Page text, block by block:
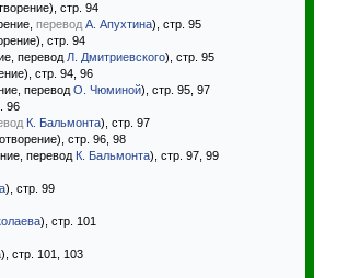
стр. 94
перевод А. Апухтина), стр. 95
стр. 94
перевод Л. Дмитриевского), стр. 95
стр. 94, 96
перевод О. Чюминой), стр. 95, 97
96
К. Бальмонта), стр. 97
стр. 96, 98
перевод К. Бальмонта), стр. 97, 99
), стр. 99
), стр. 101
), стр. 101, 103